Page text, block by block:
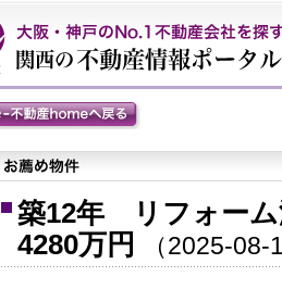
築12年 リフォー
4280万円
（2025-08-